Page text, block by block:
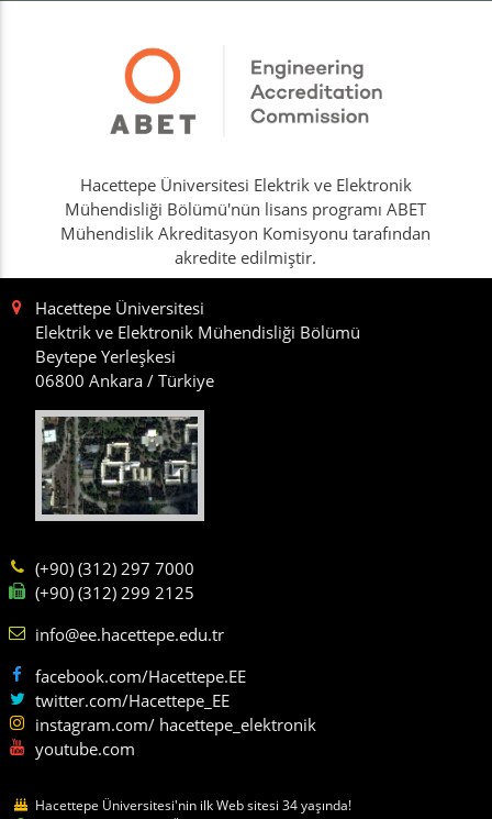
Hacettepe Üniversitesi Elektrik ve Elektronik
Mühendisliği Bölümü'nün lisans programı ABET
Mühendislik Akreditasyon Komisyonu tarafından
akredite edilmiştir.
Hacettepe Üniversitesi
Elektrik ve Elektronik Mühendisliği Bölümü
Beytepe Yerleşkesi
06800 Ankara / Türkiye
(+90) (312) 297 7000
(+90) (312) 299 2125
info@ee.hacettepe.edu.tr
facebook.com/Hacettepe.EE
twitter.com/Hacettepe_EE
instagram.com/ hacettepe_elektronik
youtube.com
Hacettepe Üniversitesi'nin ilk Web sitesi 34 yaşında!